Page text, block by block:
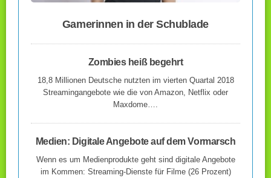
Gamerinnen in der Schublade
Zombies heiß begehrt
18,8 Millionen Deutsche nutzten im vierten Quartal 2018
Streamingangebote wie die von Amazon, Netflix oder
Maxdome….
Medien: Digitale Angebote auf dem Vormarsch
Wenn es um Medienprodukte geht sind digitale Angebote
im Kommen: Streaming-Dienste für Filme (26 Prozent)